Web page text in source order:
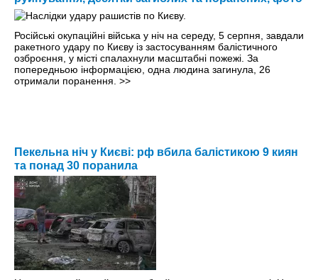
Російські окупаційні війська у ніч на середу, 5 серпня, завдали
ракетного удару по Києву із застосуванням балістичного
озброєння, у місті спалахнули масштабні пожежі. За
попередньою інформацією, одна людина загинула, 26
отримали поранення. >>
Пекельна ніч у Києві: рф вбила балістикою 9 киян
та понад 30 поранила